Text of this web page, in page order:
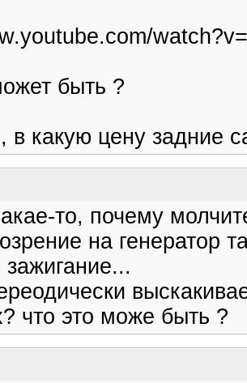
быть ?
в какую цену задние
то, почему
на генератор
что это може быть ?